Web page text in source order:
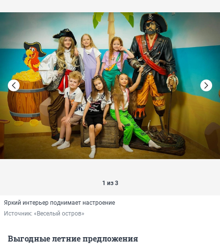
1 из 3
Яркий интерьер поднимает настроение
Источник: «Веселый остров»
Выгодные летние предложения